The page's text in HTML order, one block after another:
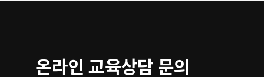
온라인 교육상담 문의